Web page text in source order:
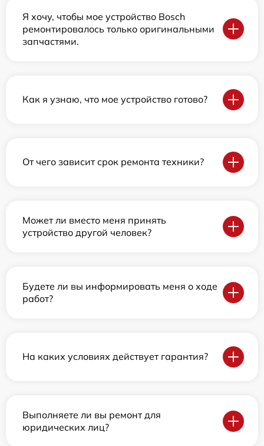
Я хочу, чтобы мое устройство Bosch
ремонтировалось только оригинальными
запчастями.
Как я узнаю, что мое устройство готово?
От чего зависит срок ремонта техники?
Может ли вместо меня принять
устройство другой человек?
Будете ли вы информировать меня о ходе
работ?
На каких условиях действует гарантия?
Выполняете ли вы ремонт для
юридических лиц?